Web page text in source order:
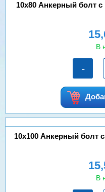
10х80 Анкерный болт
В
-
10х100 Анкерный болт
В